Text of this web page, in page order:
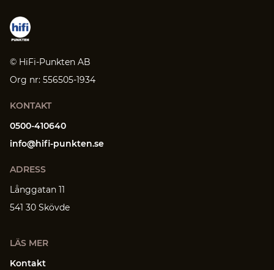
© HiFi-Punkten AB
Org nr: 556505-1934
KONTAKT
0500-410640
info@hifi-punkten.se
ADRESS
Långgatan 11
541 30 Skövde
LÄS MER
Kontakt